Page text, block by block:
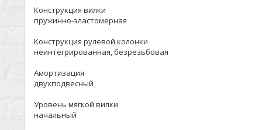
Конструкция вилки
пружинно-эластомерная
Конструкция рулевой колонки
неинтегрированная, безрезьбовая
Амортизация
двухподвесный
Уровень мягкой вилки
начальный